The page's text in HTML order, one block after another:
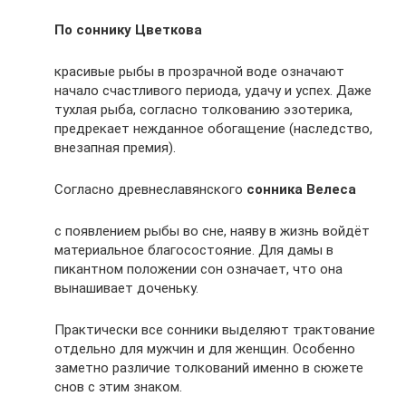
По соннику Цветкова
красивые рыбы в прозрачной воде означают
начало счастливого периода, удачу и успех. Даже
тухлая рыба, согласно толкованию эзотерика,
предрекает нежданное обогащение (наследство,
внезапная премия).
Согласно древнеславянского сонника Велеса
с появлением рыбы во сне, наяву в жизнь войдёт
материальное благосостояние. Для дамы в
пикантном положении сон означает, что она
вынашивает доченьку.
Практически все сонники выделяют трактование
отдельно для мужчин и для женщин. Особенно
заметно различие толкований именно в сюжете
снов с этим знаком.